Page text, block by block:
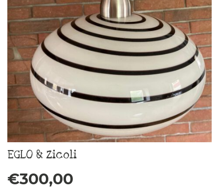
EGLO & Zicoli
€300,00